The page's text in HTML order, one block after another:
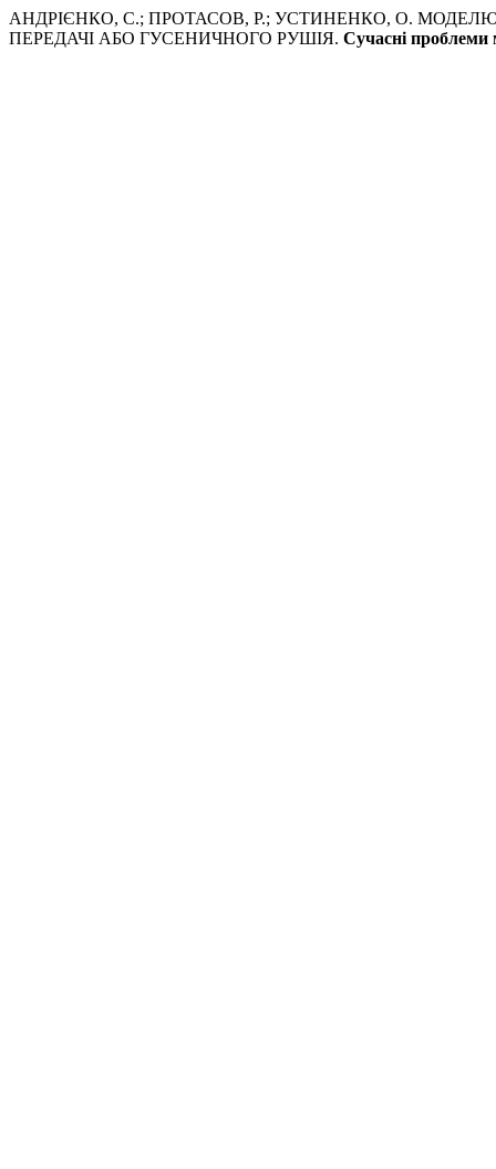
АНДРІЄНКО, С.; ПРОТАСОВ, Р.; УСТИНЕНКО, О.
ПЕРЕДАЧІ АБО ГУСЕНИЧНОГО РУШІЯ. Сучасні